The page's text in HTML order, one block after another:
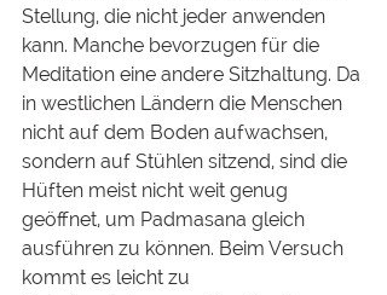
Stellung, die nicht jeder anwenden
kann. Manche bevorzugen für die
Meditation eine andere Sitzhaltung. Da
in westlichen Ländern die Menschen
nicht auf dem Boden aufwachsen,
sondern auf Stühlen sitzend, sind die
Hüften meist nicht weit genug
geöffnet, um Padmasana gleich
ausführen zu können. Beim Versuch
kommt es leicht zu